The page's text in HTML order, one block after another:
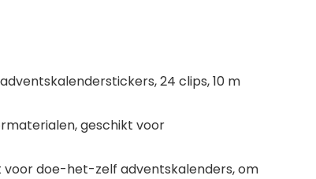
24 clips, 10 m
geschikt voor
voor doe-het-zelf adventskalenders, om